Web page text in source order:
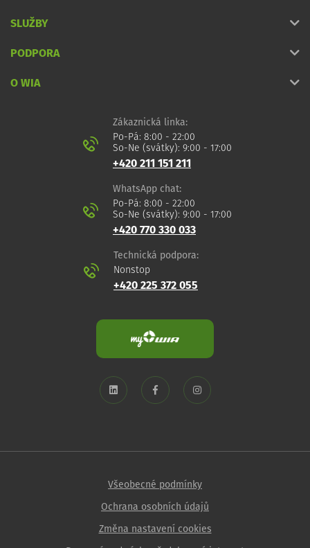
SLUŽBY
PODPORA
O WIA
Zákaznická linka:
Po-Pá: 8:00 - 22:00
So-Ne (svátky): 9:00 - 17:00
+420 211 151 211
WhatsApp chat:
Po-Pá: 8:00 - 22:00
So-Ne (svátky): 9:00 - 17:00
+420 770 330 033
Technická podpora:
Nonstop
+420 225 372 055
Všeobecné podmínky
Ochrana osobních údajů
Změna nastavení cookies